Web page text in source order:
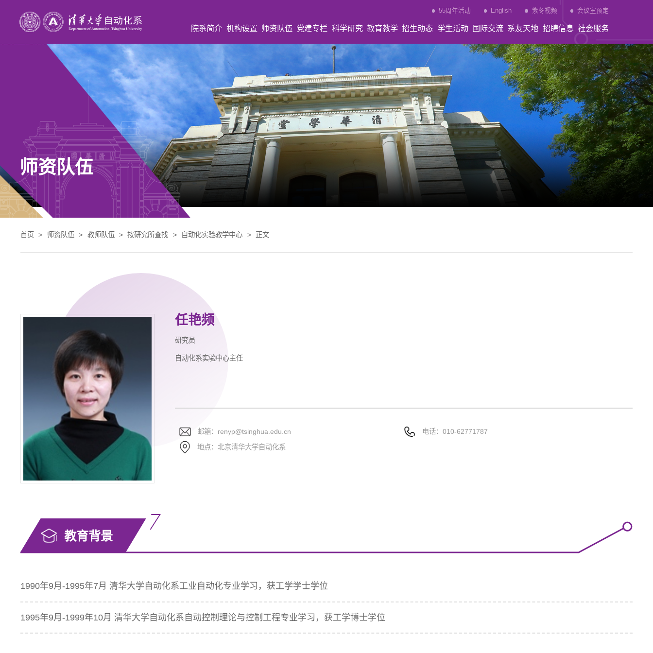
55周年活动 English 紫冬视频 会议室预定
院系简介 机构设置 师资队伍 党建专栏 科学研究 教育教学 招生动态 学生活动 国际交流 系友天地 招聘信息 社会服务
师资队伍
首页 > 师资队伍 > 教师队伍 > 按研究所查找 > 自动化实验教学中心 > 正文
任艳频
研究员
自动化系实验中心主任
邮箱： renyp@tsinghua.edu.cn 电话： 010-62771787
地点：北京清华大学自动化系
教育背景
1990年9月-1995年7月 清华大学自动化系工业自动化专业学习，获工学学士学位
1995年9月-1999年10月 清华大学自动化系自动控制理论与控制工程专业学习，获工学博士学位